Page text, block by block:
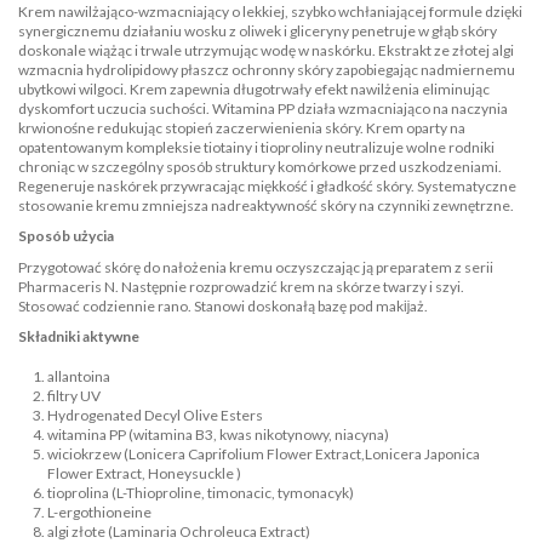
Krem nawilżająco-wzmacniający o lekkiej, szybko wchłaniającej formule dzięki
synergicznemu działaniu wosku z oliwek i gliceryny penetruje w głąb skóry
doskonale wiążąc i trwale utrzymując wodę w naskórku. Ekstrakt ze złotej algi
wzmacnia hydrolipidowy płaszcz ochronny skóry zapobiegając nadmiernemu
ubytkowi wilgoci. Krem zapewnia długotrwały efekt nawilżenia eliminując
dyskomfort uczucia suchości. Witamina PP działa wzmacniająco na naczynia
krwionośne redukując stopień zaczerwienienia skóry. Krem oparty na
opatentowanym kompleksie tiotainy i tioproliny neutralizuje wolne rodniki
chroniąc w szczególny sposób struktury komórkowe przed uszkodzeniami.
Regeneruje naskórek przywracając miękkość i gładkość skóry. Systematyczne
stosowanie kremu zmniejsza nadreaktywność skóry na czynniki zewnętrzne.
Sposób użycia
Przygotować skórę do nałożenia kremu oczyszczając ją preparatem z serii
Pharmaceris N. Następnie rozprowadzić krem na skórze twarzy i szyi.
Stosować codziennie rano. Stanowi doskonałą bazę pod makĳaż.
Składniki aktywne
allantoina
filtry UV
Hydrogenated Decyl Olive Esters
witamina PP (witamina B3, kwas nikotynowy, niacyna)
wiciokrzew (Lonicera Caprifolium Flower Extract,Lonicera Japonica
Flower Extract, Honeysuckle )
tioprolina (L-Thioproline, timonacic, tymonacyk)
L-ergothioneine
algi złote (Laminaria Ochroleuca Extract)